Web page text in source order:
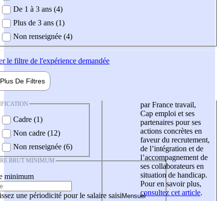
De 1 à 3 ans (4)
Plus de 3 ans (1)
Non renseignée (4)
le filtre de l'expérience demandée
Plus De Filtres
Cadre (1)
Non cadre (12)
Non renseignée (6)
BRUT MINIMUM
minimum
une périodicité pour le salaire saisi
par France travail,
Cap emploi et ses
partenaires pour ses
actions concrètes en
faveur du recrutement,
de l’intégration et de
l’accompagnement de
ses collaborateurs en
situation de handicap.
Pour en savoir plus,
consultez cet article.